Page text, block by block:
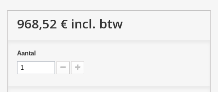
968,52 € incl. btw
Aantal